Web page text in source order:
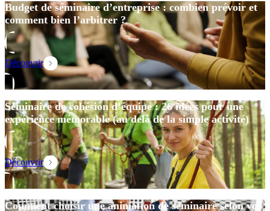
Budget de séminaire d’entreprise : combien prévoir et
comment bien l’arbitrer ?
Découvrir
Séminaire de cohésion d’équipe : 26 idées pour une
expérience mémorable (au delà de la simple activité)
Découvrir
Comment choisir une animation de séminaire selon vos